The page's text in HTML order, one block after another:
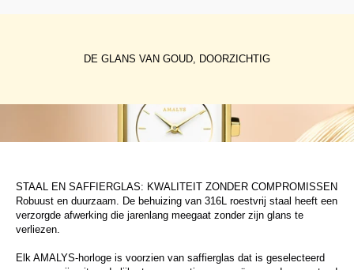
DE GLANS VAN GOUD, DOORZICHTIG
STAAL EN SAFFIERGLAS: KWALITEIT ZONDER COMPROMISSEN
Robuust en duurzaam. De behuizing van 316L roestvrij staal heeft een
verzorgde afwerking die jarenlang meegaat zonder zijn glans te
verliezen.
Elk AMALYS-horloge is voorzien van saffierglas dat is geselecteerd